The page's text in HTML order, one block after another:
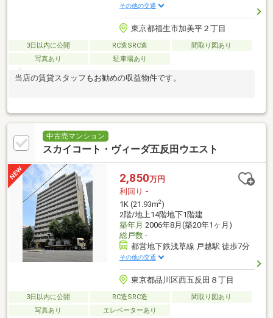
その他の交通
東京都福生市加美平２丁目
3日以内に公開 RC造SRC造
間取り図あり
写真あり
駐車場あり
当店の賃貸スタッフもお勧めの収益物件です。
中古売マンション
スカイコート・ヴィーダ五反田ウエスト
2,850万円
利回り -
1K (21.93m2)
2階/地上14階地下1階建
築年月 2006年8月(築20年1ヶ月)
総戸数-
都営地下鉄浅草線 戸越駅 徒歩7分
その他の交通
東京都品川区西五反田８丁目
3日以内に公開 RC造SRC造
間取り図あり
写真あり
エレベーターあり